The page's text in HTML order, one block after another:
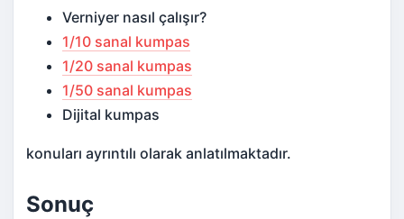
Verniyer nasıl çalışır?
1/10 sanal kumpas
1/20 sanal kumpas
1/50 sanal kumpas
Dijital kumpas
konuları ayrıntılı olarak anlatılmaktadır.
Sonuç